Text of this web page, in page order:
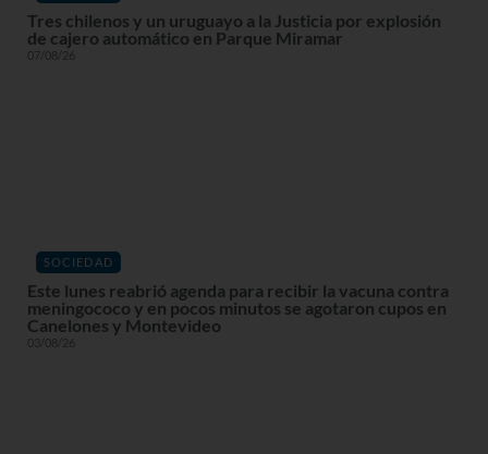
Tres chilenos y un uruguayo a la Justicia por explosión
de cajero automático en Parque Miramar
07/08/26
SOCIEDAD
Este lunes reabrió agenda para recibir la vacuna contra
meningococo y en pocos minutos se agotaron cupos en
Canelones y Montevideo
03/08/26